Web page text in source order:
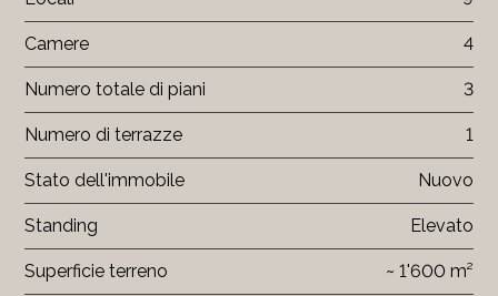
Camere 4
Numero totale di piani 3
Numero di terrazze 1
Stato dell'immobile Nuovo
Standing Elevato
Superficie terreno ~ 1'600 m²